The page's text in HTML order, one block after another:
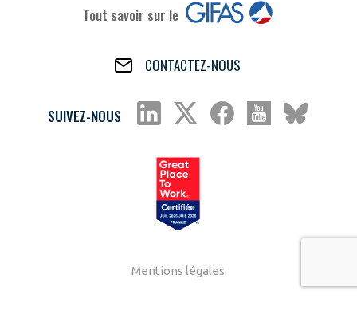
Tout savoir sur le
CONTACTEZ-NOUS
SUIVEZ-NOUS
Mentions légales